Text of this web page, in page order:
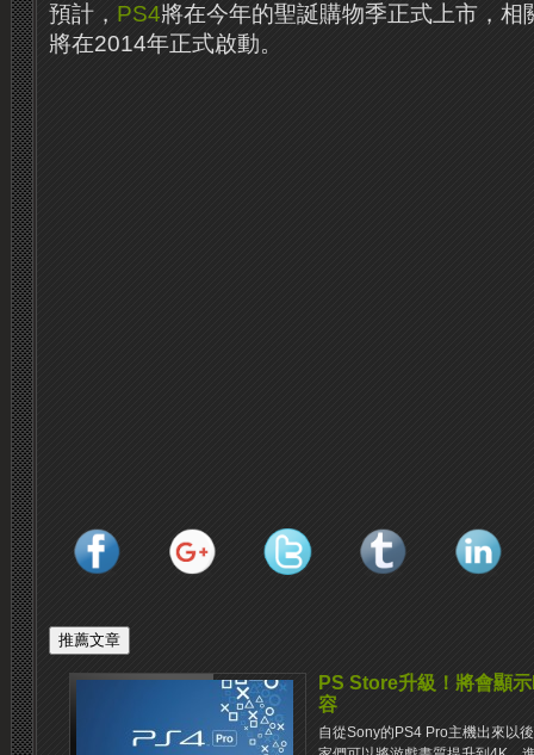
預計， PS4將在今年的聖誕購物季正式上市，相
將在2014年正式啟動。
PS Store升級！將會顯
容
自從Sony的PS4 Pro主機出來以